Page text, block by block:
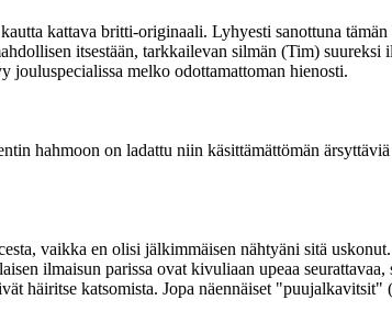
kattava britti-originaali. Lyhyesti sanottuna
itsestään, tarkkailevan silmän (Tim)
melko odottamattoman hienosti.
hahmoon on ladattu niin käsittämättömän
vaikka en olisi jälkimmäisen nähtyäni sitä
ilmaisun parissa ovat kivuliaan upeaa
häiritse katsomista. Jopa näennäiset